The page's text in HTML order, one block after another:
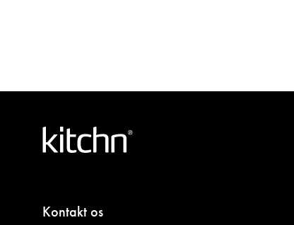
Kontakt os